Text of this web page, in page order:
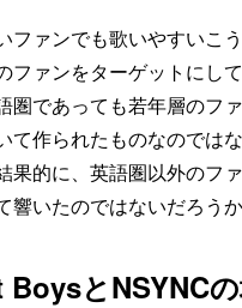
ファンでも歌いやすいこ
ファンをターゲットにし
圏であっても若年層のフ
て作られたものなのでは
果的に、英語圏以外のフ
響いたのではないだろうか
とNSYNC